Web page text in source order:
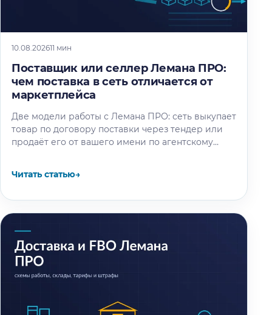
10.08.202611 мин
Поставщик или селлер Лемана ПРО:
чем поставка в сеть отличается от
маркетплейса
Две модели работы с Лемана ПРО: сеть выкупает
товар по договору поставки через тендер или
продаёт его от вашего имени по агентскому
Читать статью→